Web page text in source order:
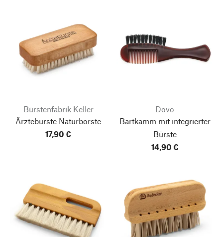
Bürstenfabrik Keller
Ärztebürste Naturborste
17,90 €
Dovo
Bartkamm mit integrierter
Bürste
14,90 €